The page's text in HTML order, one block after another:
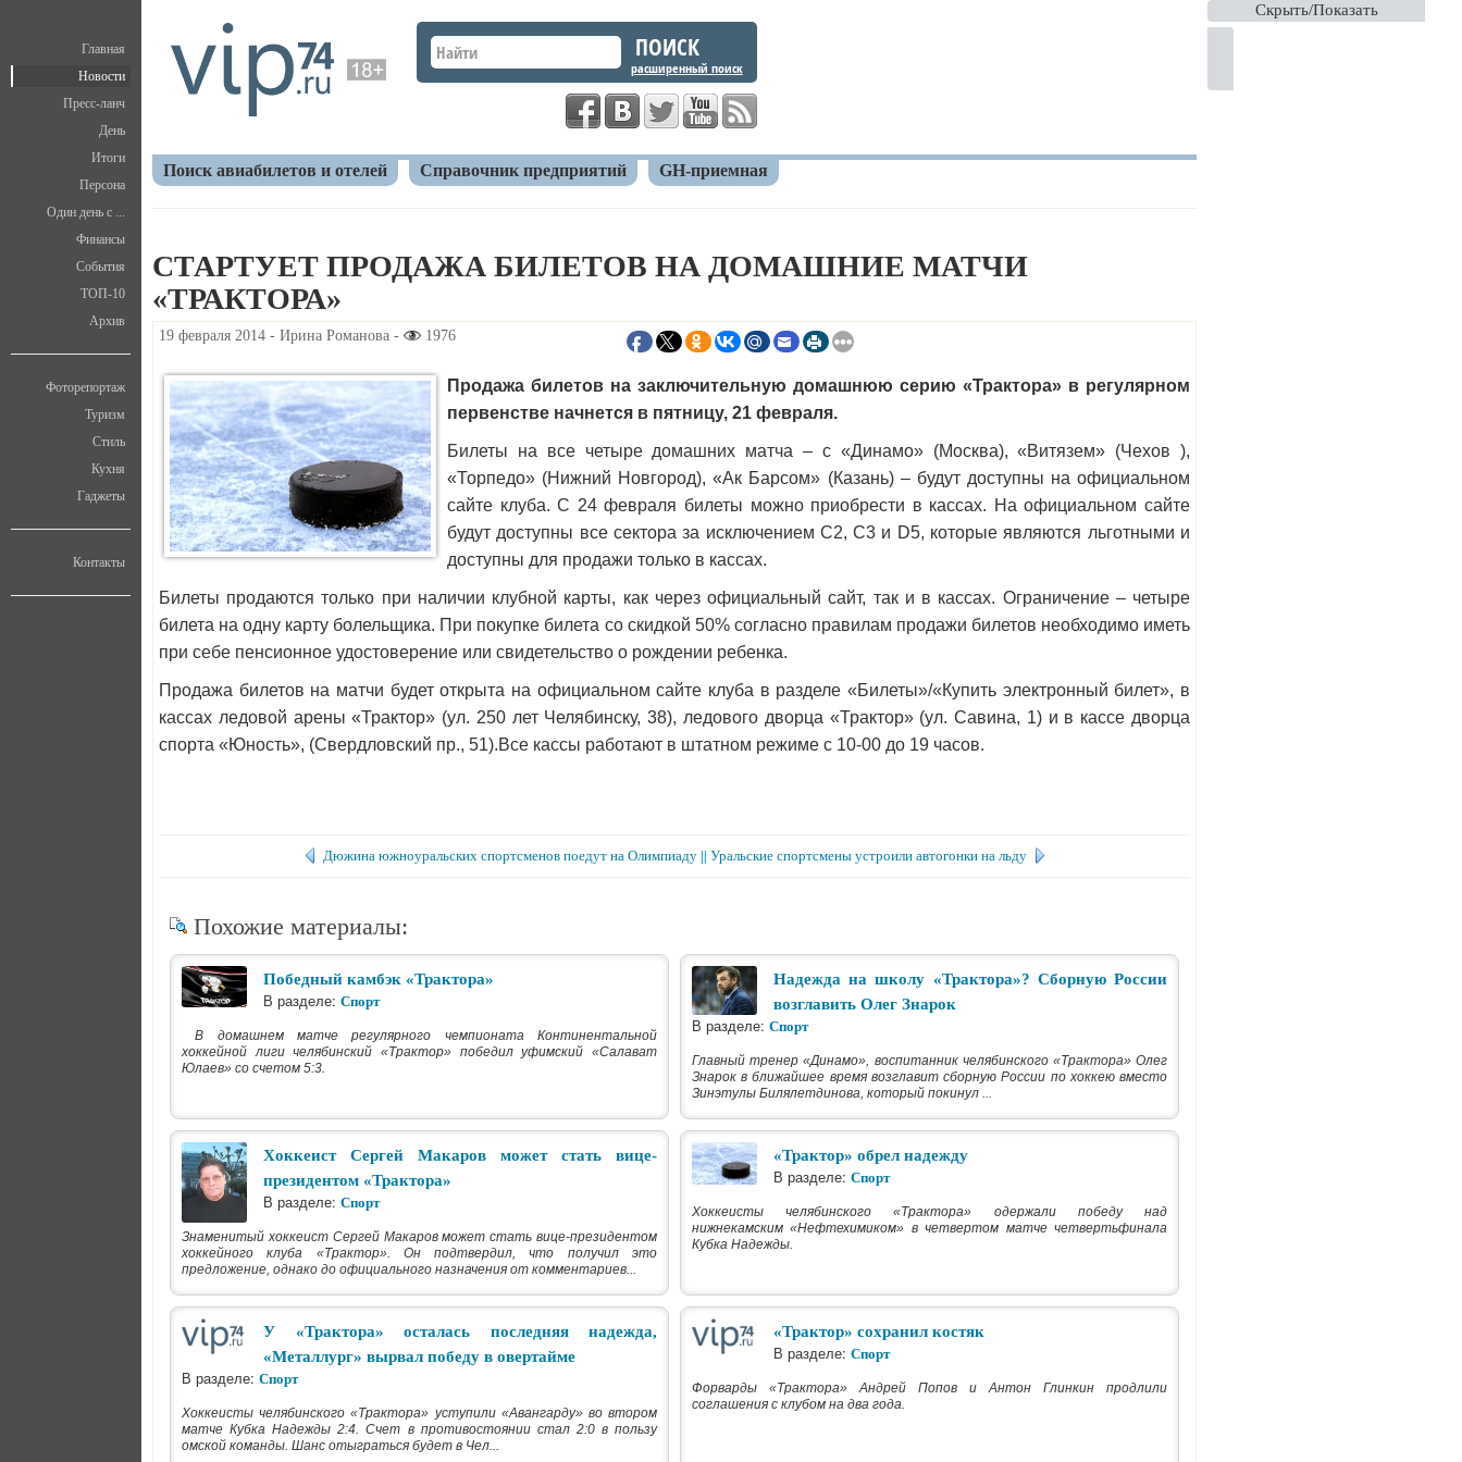
Скрыть/Показать
Главная
Новости
Пресс-ланч
День
Итоги
Персона
Один день с ...
Финансы
События
ТОП-10
Архив
Фоторепортаж
Туризм
Стиль
Кухня
Гаджеты
Контакты
расширенный поиск
Поиск авиабилетов и отелей Справочник предприятий GH-приемная
СТАРТУЕТ ПРОДАЖА БИЛЕТОВ НА ДОМАШНИЕ МАТЧИ
«ТРАКТОРА»
19 февраля 2014 - Ирина Романова - 1976
Продажа билетов на заключительную домашнюю серию «Трактора» в регулярном
первенстве начнется в пятницу, 21 февраля.
Билеты на все четыре домашних матча – с «Динамо» (Москва), «Витязем» (Чехов ),
«Торпедо» (Нижний Новгород), «Ак Барсом» (Казань) – будут доступны на официальном
сайте клуба. С 24 февраля билеты можно приобрести в кассах. На официальном сайте
будут доступны все сектора за исключением С2, С3 и D5, которые являются льготными и
доступны для продажи только в кассах.
Билеты продаются только при наличии клубной карты, как через официальный сайт, так и в кассах. Ограничение – четыре
билета на одну карту болельщика. При покупке билета со скидкой 50% согласно правилам продажи билетов необходимо иметь
при себе пенсионное удостоверение или свидетельство о рождении ребенка.
Продажа билетов на матчи будет открыта на официальном сайте клуба в разделе «Билеты»/«Купить электронный билет», в
кассах ледовой арены «Трактор» (ул. 250 лет Челябинску, 38), ледового дворца «Трактор» (ул. Савина, 1) и в кассе дворца
спорта «Юность», (Свердловский пр., 51).Все кассы работают в штатном режиме с 10-00 до 19 часов.
Дюжина южноуральских спортсменов поедут на Олимпиаду|| Уральские спортсмены устроили автогонки на льду
Похожие материалы:
Победный камбэк «Трактора»
В разделе: Спорт
В домашнем матче регулярного чемпионата Континентальной
хоккейной лиги челябинский «Трактор» победил уфимский «Салават
Юлаев» со счетом 5:3.
Надежда на школу «Трактора»? Сборную России
возглавить Олег Знарок
В разделе: Спорт
Главный тренер «Динамо», воспитанник челябинского «Трактора» Олег
Знарок в ближайшее время возглавит сборную России по хоккею вместо
Зинэтулы Билялетдинова, который покинул ...
Хоккеист Сергей Макаров может стать вице-
президентом «Трактора»
В разделе: Спорт
Знаменитый хоккеист Сергей Макаров может стать вице-президентом
хоккейного клуба «Трактор». Он подтвердил, что получил это
предложение, однако до официального назначения от комментариев...
«Трактор» обрел надежду
В разделе: Спорт
Хоккеисты челябинского «Трактора» одержали победу над
нижнекамским «Нефтехимиком» в четвертом матче четвертьфинала
Кубка Надежды.
У «Трактора» осталась последняя надежда,
«Металлург» вырвал победу в овертайме
В разделе: Спорт
Хоккеисты челябинского «Трактора» уступили «Авангарду» во втором
матче Кубка Надежды 2:4. Счет в противостоянии стал 2:0 в пользу
омской команды. Шанс отыграться будет в Чел...
«Трактор» сохранил костяк
В разделе: Спорт
Форварды «Трактора» Андрей Попов и Антон Глинкин продлили
соглашения с клубом на два года.